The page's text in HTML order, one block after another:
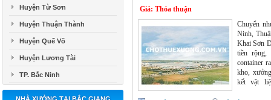
Huyện Từ Sơn
Huyện Thuận Thành
Huyện Quế Võ
Huyện Lương Tài
TP. Bắc Ninh
Website :
Giá: Thỏa thuận
Chuyển
Ninh,
Khai Sơn
tiền rộng,
container
kho,
kết vật